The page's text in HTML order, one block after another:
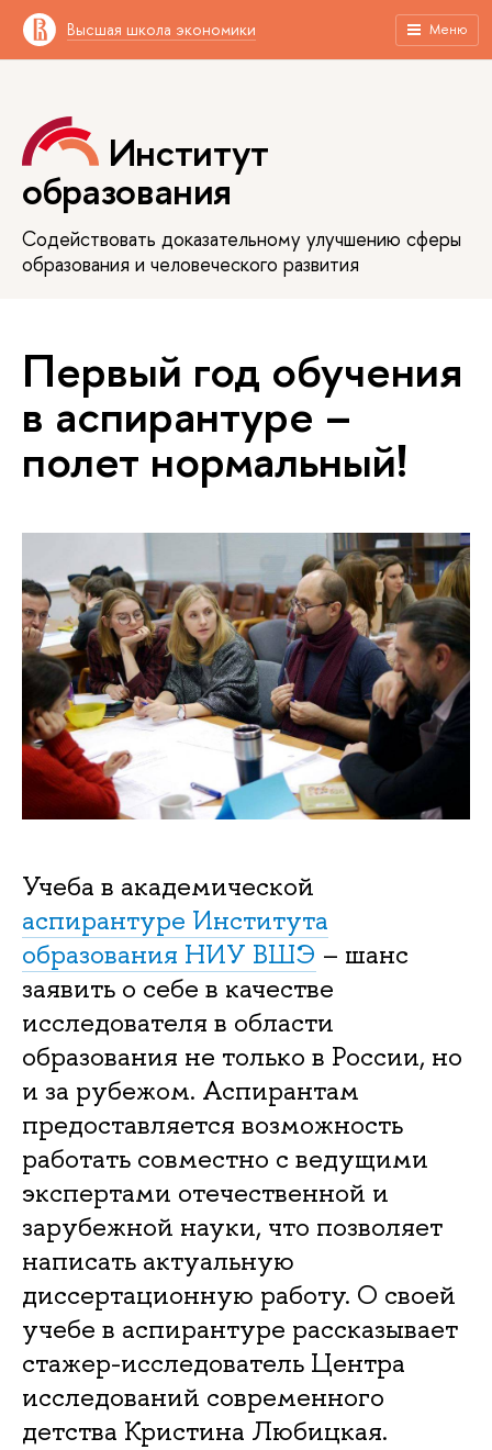
Высшая школа экономики Меню
Институт
образования
Содействовать доказательному улучшению сферы
образования и человеческого развития
Первый год обучения
в аспирантуре –
полет нормальный!
Учеба в академической
аспирантуре Института
образования НИУ ВШЭ – шанс
заявить о себе в качестве
исследователя в области
образования не только в России, но
и за рубежом. Аспирантам
предоставляется возможность
работать совместно с ведущими
экспертами отечественной и
зарубежной науки, что позволяет
написать актуальную
диссертационную работу. О своей
учебе в аспирантуре рассказывает
стажер-исследователь Центра
исследований современного
детства Кристина Любицкая.